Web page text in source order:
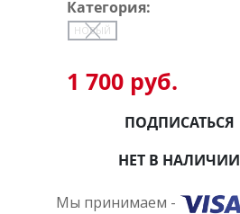
Категория:
НОВЫЙ
1 700 руб.
ПОДПИСАТЬСЯ
НЕТ В НАЛИЧИИ
Мы принимаем -